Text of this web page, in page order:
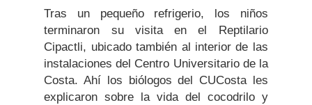
Tras un pequeño refrigerio, los niños
terminaron su visita en el Reptilario
Cipactli, ubicado también al interior de las
instalaciones del Centro Universitario de la
Costa. Ahí los biólogos del CUCosta les
explicaron sobre la vida del cocodrilo y